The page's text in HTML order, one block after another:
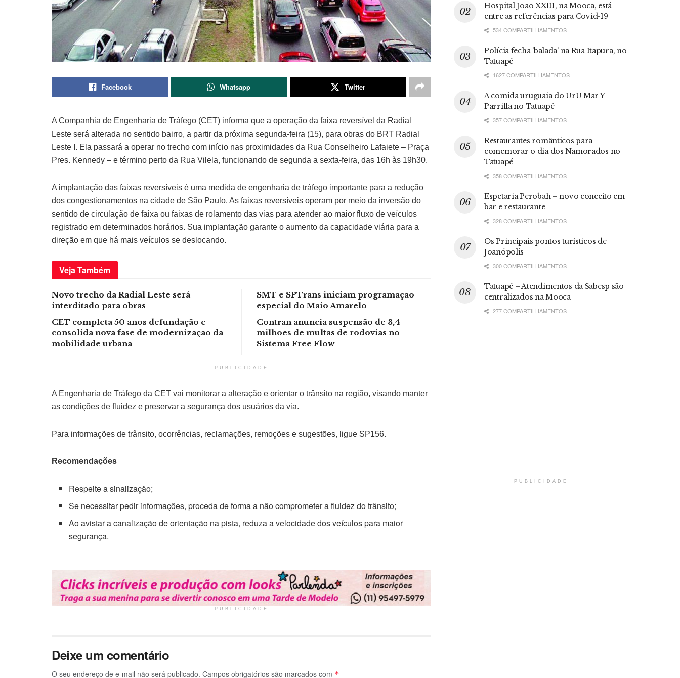
Facebook Whatsapp Twitter
A Companhia de Engenharia de Tráfego (CET) informa que a operação da faixa reversível da Radial
Leste será alterada no sentido bairro, a partir da próxima segunda-feira (15), para obras do BRT Radial
Leste I. Ela passará a operar no trecho com início nas proximidades da Rua Conselheiro Lafaiete – Praça
Pres. Kennedy – e término perto da Rua Vilela, funcionando de segunda a sexta-feira, das 16h às 19h30.
A implantação das faixas reversíveis é uma medida de engenharia de tráfego importante para a redução
dos congestionamentos na cidade de São Paulo. As faixas reversíveis operam por meio da inversão do
sentido de circulação de faixa ou faixas de rolamento das vias para atender ao maior fluxo de veículos
registrado em determinados horários. Sua implantação garante o aumento da capacidade viária para a
direção em que há mais veículos se deslocando.
VejaTambém
Novo trecho da Radial Leste será
interditado para obras
CET completa 50 anos defundação e
consolida nova fase de modernização da
mobilidade urbana
SMT e SPTrans iniciam programação
especial do Maio Amarelo
Contran anuncia suspensão de 3,4
milhões de multas de rodovias no
Sistema Free Flow
PUBLICIDADE
A Engenharia de Tráfego da CET vai monitorar a alteração e orientar o trânsito na região, visando manter
as condições de fluidez e preservar a segurança dos usuários da via.
Para informações de trânsito, ocorrências, reclamações, remoções e sugestões, ligue SP156.
Recomendações
Respeite a sinalização;
Se necessitar pedir informações, proceda de forma a não comprometer a fluidez do trânsito;
Ao avistar a canalização de orientação na pista, reduza a velocidade dos veículos para maior
segurança.
PUBLICIDADE
Deixe um comentário
O seu endereço de e-mail não será publicado. Campos obrigatórios são marcados com *
Hospital João XXIII, na Mooca, está
entre as referências para Covid-19
534 COMPARTILHAMENTOS
Polícia fecha ‘balada’ na Rua Itapura, no
Tatuapé
1627 COMPARTILHAMENTOS
A comida uruguaia do UrU Mar Y
Parrilla no Tatuapé
357 COMPARTILHAMENTOS
Restaurantes românticos para
comemorar o dia dos Namorados no
Tatuapé
358 COMPARTILHAMENTOS
Espetaria Perobah – novo conceito em
bar e restaurante
328 COMPARTILHAMENTOS
Os Principais pontos turísticos de
Joanópolis
300 COMPARTILHAMENTOS
Tatuapé – Atendimentos da Sabesp são
centralizados na Mooca
277 COMPARTILHAMENTOS
PUBLICIDADE